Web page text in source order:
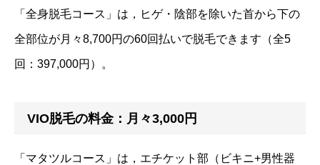
「全身脱毛コース」は，ヒゲ・陰部を除いた首から下の
全部位が月々8,700円の60回払いで脱毛できます（全5
回：397,000円）。
VIO脱毛の料金：月々3,000円
「マタツルコース」は，エチケット部（ビキニ+男性器